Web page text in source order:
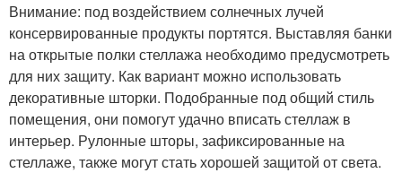
Внимание: под воздействием солнечных лучей
консервированные продукты портятся. Выставляя банки
на открытые полки стеллажа необходимо предусмотреть
для них защиту. Как вариант можно использовать
декоративные шторки. Подобранные под общий стиль
помещения, они помогут удачно вписать стеллаж в
интерьер. Рулонные шторы, зафиксированные на
стеллаже, также могут стать хорошей защитой от света.